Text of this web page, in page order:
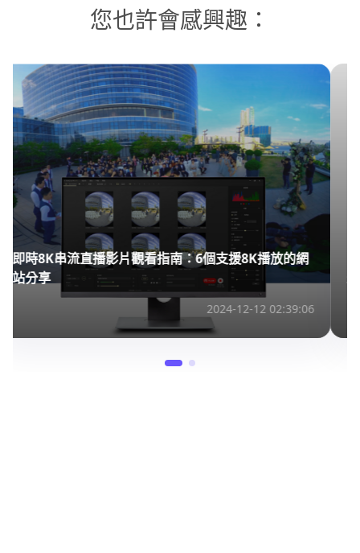
您也許會感興趣：
即時8K串流直播影片觀看指南：6個支援8K播放的網
站分享
2024-12-12 02:39:06